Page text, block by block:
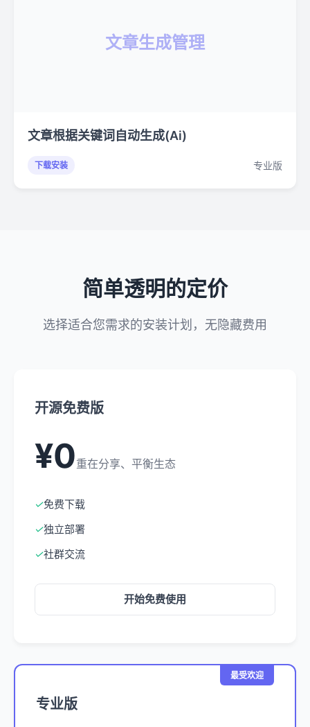
文章生成管理
文章根据关键词自动生成(Ai)
下载安装 专业版
简单透明的定价
选择适合您需求的安装计划，无隐藏费用
开源免费版
¥0重在分享、平衡生态
✓免费下载
✓独立部署
✓社群交流
开始免费使用
最受欢迎
专业版